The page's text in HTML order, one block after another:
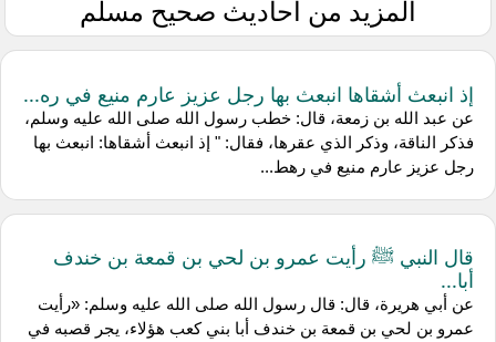
المزيد من أحاديث صحيح مسلم
إذ انبعث أشقاها انبعث بها رجل عزيز عارم منيع في ره...
عن عبد الله بن زمعة، قال: خطب رسول الله صلى الله عليه وسلم،
فذكر الناقة، وذكر الذي عقرها، فقال: " إذ انبعث أشقاها: انبعث بها
رجل عزيز عارم منيع في رهط...
قال النبي ﷺ رأيت عمرو بن لحي بن قمعة بن خندف
أبا...
عن أبي هريرة، قال: قال رسول الله صلى الله عليه وسلم: «رأيت
عمرو بن لحي بن قمعة بن خندف أبا بني كعب هؤلاء، يجر قصبه في